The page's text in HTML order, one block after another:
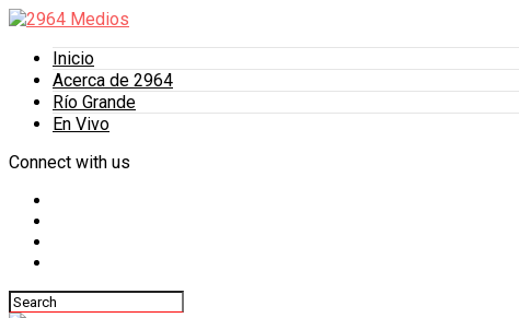
Inicio
Acerca de 2964
Río Grande
En Vivo
Connect with us